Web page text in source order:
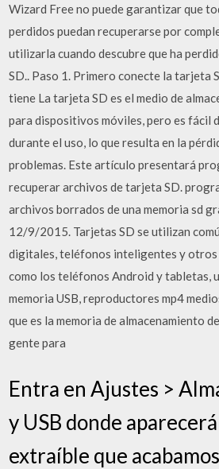
Wizard Free no puede garantizar que
perdidos puedan recuperarse por
utilizarla cuando descubre que ha
SD.. Paso 1. Primero conecte la tarjeta
tiene La tarjeta SD es el medio de
para dispositivos móviles, pero es fácil
durante el uso, lo que resulta en la
problemas. Este artículo presentará
recuperar archivos de tarjeta SD.
archivos borrados de una memoria sd
12/9/2015. Tarjetas SD se utilizan
digitales, teléfonos inteligentes y
como los teléfonos Android y tabletas,
memoria USB, reproductores mp4
que es la memoria de almacenamiento
gente para
Entra en Ajustes >
y USB donde
extraíble que